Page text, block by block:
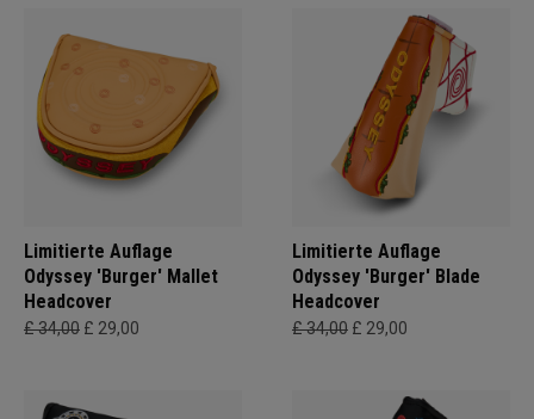
Limitierte Auflage
Odyssey 'Burger' Mallet
Headcover
£ 34,00 £ 29,00
Limitierte Auflage
Odyssey 'Burger' Blade
Headcover
£ 34,00 £ 29,00